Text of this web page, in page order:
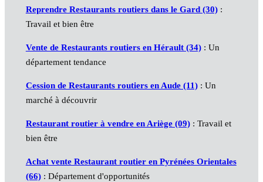
Reprendre Restaurants routiers dans le Gard (30):
Travail et bien être
Vente de Restaurants routiers en Hérault (34): Un
département tendance
Cession de Restaurants routiers en Aude (11): Un
marché à découvrir
Restaurant routier à vendre en Ariège (09): Travail et
bien être
Achat vente Restaurant routier en Pyrénées Orientales
(66): Département d'opportunités